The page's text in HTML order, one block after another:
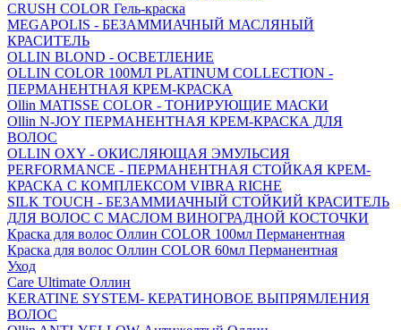
CRUSH COLOR Гель-краска
MEGAPOLIS - БЕЗАММИАЧНЫЙ МАСЛЯНЫЙ
КРАСИТЕЛЬ
OLLIN BLOND - ОСВЕТЛЕНИЕ
OLLIN COLOR 100МЛ PLATINUM COLLECTION -
ПЕРМАНЕНТНАЯ КРЕМ-КРАСКА
Ollin MATISSE COLOR - ТОНИРУЮЩИЕ МАСКИ
Ollin N-JOY ПЕРМАНЕНТНАЯ КРЕМ-КРАСКА ДЛЯ
ВОЛОС
OLLIN OXY - ОКИСЛЯЮЩАЯ ЭМУЛЬСИЯ
PERFORMANCE - ПЕРМАНЕНТНАЯ СТОЙКАЯ КРЕМ-
КРАСКА С КОМПЛЕКСОМ VIBRA RICHE
SILK TOUCH - БЕЗАММИАЧНЫЙ СТОЙКИЙ КРАСИТЕЛЬ
ДЛЯ ВОЛОС С МАСЛОМ ВИНОГРАДНОЙ КОСТОЧКИ
Краска для волос Оллин COLOR 100мл Перманентная
Краска для волос Оллин COLOR 60мл Перманентная
Уход
Care Ultimate Оллин
KERATINE SYSTEM- КЕРАТИНОВОЕ ВЫПРЯМЛЕНИЯ
ВОЛОС